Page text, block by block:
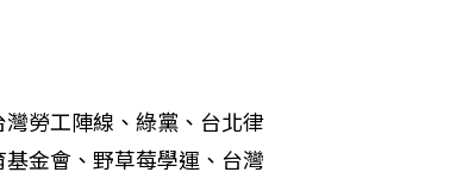
勞工陣線、綠黨、台北律
金會、野草莓學運、台灣